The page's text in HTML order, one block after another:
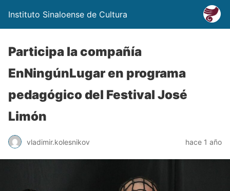
Instituto Sinaloense de Cultura
Participa la compañía
EnNingúnLugar en programa
pedagógico del Festival José
Limón
vladimir.kolesnikov hace 1 año